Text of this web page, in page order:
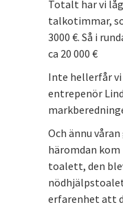
Totalt har vi
talkotimmar,
3000 €. Så i
ca 20 000 €
Inte hellerfår
entrepenör
Och ännu
häromdan kom
toalett, den
erfarenhet att